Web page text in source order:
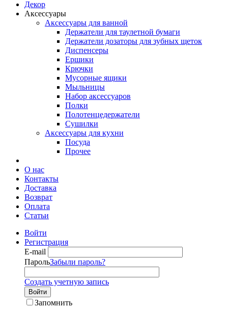
Декор
Аксессуары
Аксессуары для ванной
Держатели для таулетной бумаги
Держатели дозаторы для зубных щеток
Диспенсеры
Ершики
Крючки
Мусорные ящики
Мыльницы
Набор аксессуаров
Полки
Полотенцедержатели
Сушилки
Аксессуары для кухни
Посуда
Прочее
О нас
Контакты
Доставка
Возврат
Оплата
Статьи
Войти
Регистрация
E-mail
ПарольЗабыли пароль?
Создать учетную запись
Войти
Запомнить